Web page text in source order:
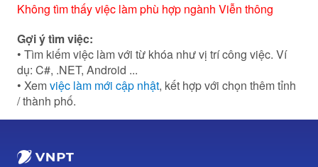
Không tìm thấy việc làm phù hợp ngành Viễn thông
Gợi ý tìm việc:
• Tìm kiếm việc làm với từ khóa như vị trí công việc. Ví
dụ: C#, .NET, Android ...
• Xemviệc làm mới cập nhật, kết hợp với chọn thêm tỉnh
/ thành phố.